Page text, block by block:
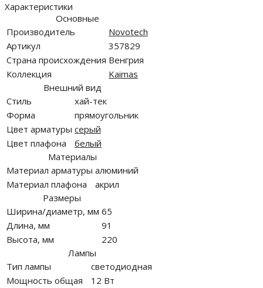
Характеристики
Основные
Производитель
Novotech
Артикул
357829
Страна происхождения Венгрия
Коллекция
Kaimas
Внешний вид
Стиль
хай-тек
Форма
прямоугольник
Цвет арматуры серый
Цвет плафона
белый
Материалы
Материал арматуры алюминий
Материал плафона
акрил
Размеры
Ширина/диаметр, мм 65
Длина, мм
91
Высота, мм
220
Лампы
Тип лампы
светодиодная
Мощность общая
12 Вт